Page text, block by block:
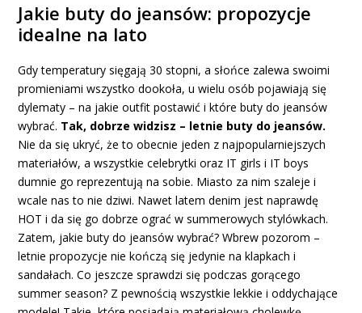
Jakie buty do jeansów: propozycje
idealne na lato
Gdy temperatury sięgają 30 stopni, a słońce zalewa swoimi
promieniami wszystko dookoła, u wielu osób pojawiają się
dylematy – na jakie outfit postawić i które buty do jeansów
wybrać. Tak, dobrze widzisz – letnie buty do jeansów.
Nie da się ukryć, że to obecnie jeden z najpopularniejszych
materiałów, a wszystkie celebrytki oraz IT girls i IT boys
dumnie go reprezentują na sobie. Miasto za nim szaleje i
wcale nas to nie dziwi. Nawet latem denim jest naprawdę
HOT i da się go dobrze ograć w summerowych stylówkach.
Zatem, jakie buty do jeansów wybrać? Wbrew pozorom –
letnie propozycje nie kończą się jedynie na klapkach i
sandałach. Co jeszcze sprawdzi się podczas gorącego
summer season? Z pewnością wszystkie lekkie i oddychające